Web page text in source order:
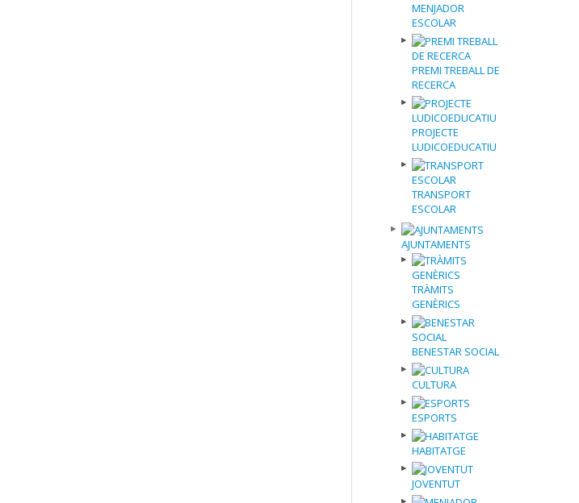
MENJADOR
ESCOLAR
PREMI TREBALL DE
RECERCA
PROJECTE
LUDICOEDUCATIU
TRANSPORT
ESCOLAR
AJUNTAMENTS
TRÀMITS
GENÈRICS
BENESTAR SOCIAL
CULTURA
ESPORTS
HABITATGE
JOVENTUT